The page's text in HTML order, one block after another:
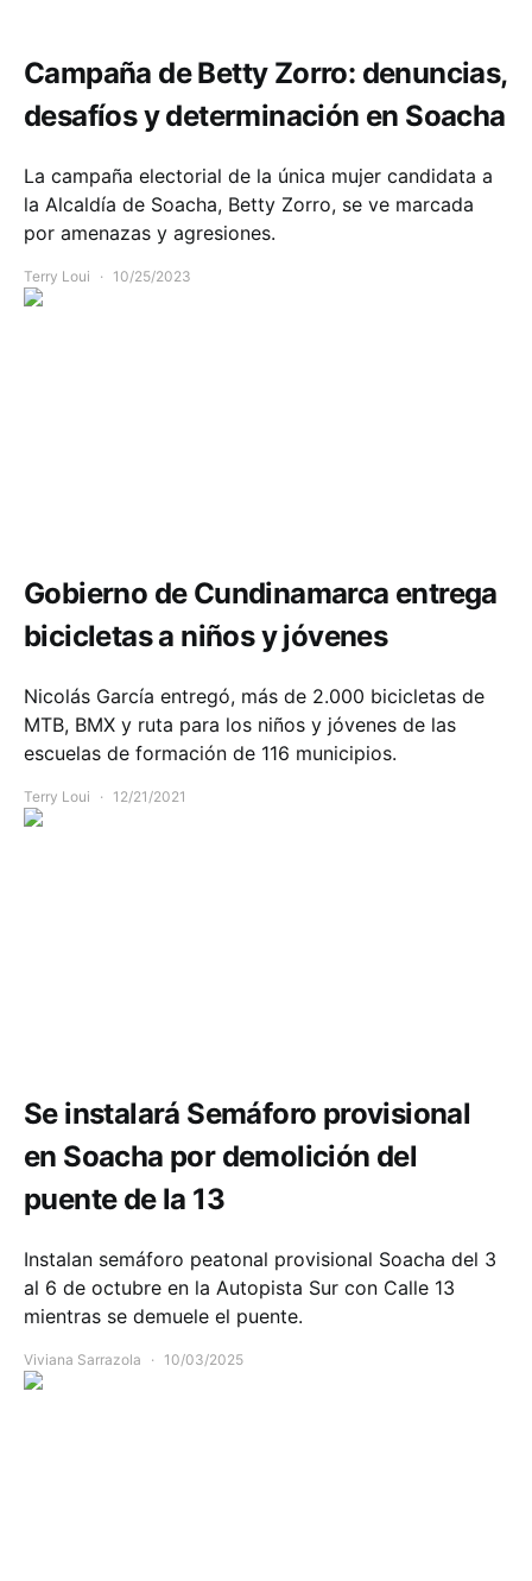
Campaña de Betty Zorro: denuncias,
desafíos y determinación en Soacha
La campaña electorial de la única mujer candidata a
la Alcaldía de Soacha, Betty Zorro, se ve marcada
por amenazas y agresiones.
Terry Loui 10/25/2023
Gobierno de Cundinamarca entrega
bicicletas a niños y jóvenes
Nicolás García entregó, más de 2.000 bicicletas de
MTB, BMX y ruta para los niños y jóvenes de las
escuelas de formación de 116 municipios.
Terry Loui 12/21/2021
Se instalará Semáforo provisional
en Soacha por demolición del
puente de la 13
Instalan semáforo peatonal provisional Soacha del 3
al 6 de octubre en la Autopista Sur con Calle 13
mientras se demuele el puente.
Viviana Sarrazola 10/03/2025